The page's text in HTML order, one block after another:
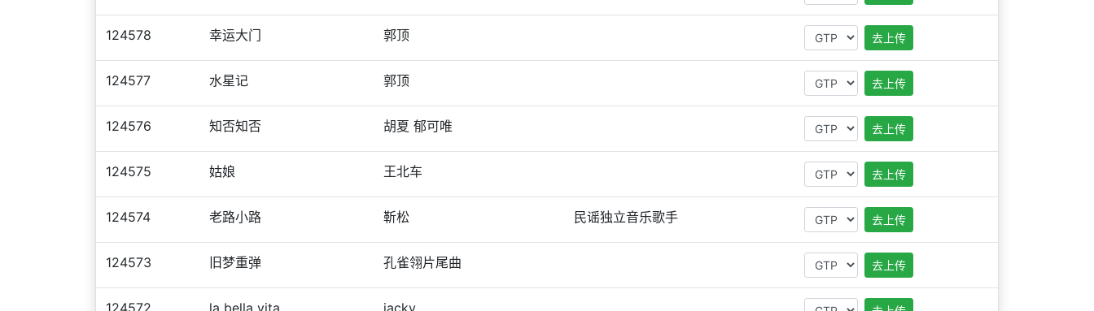
124578 幸运大门 郭顶 去上传
124577 水星记 郭顶 去上传
124576 知否知否 胡夏 郁可唯 去上传
124575 姑娘 王北车 去上传
124574 老路小路 靳松 民谣独立音乐歌手 去上传
124573 旧梦重弹 孔雀翎片尾曲 去上传
124572 la bella vita jacky